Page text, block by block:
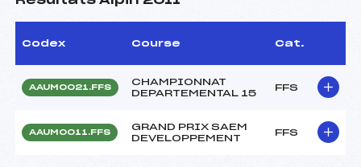
Codex Course Cat.
AAUM0021.FFS
CHAMPIONNAT
DEPARTEMENTAL 15
FFS
AAUM0011.FFS
GRAND PRIX SAEM
DEVELOPPEMENT
FFS